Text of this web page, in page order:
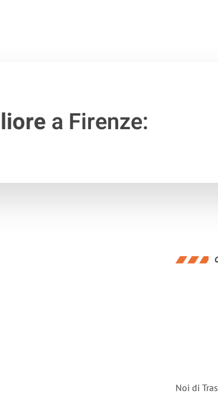
a Firenze:
Noi di